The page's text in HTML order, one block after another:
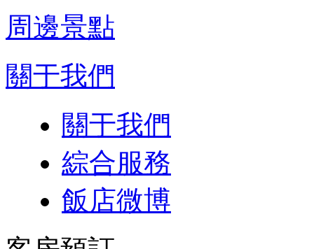
周邊景點
關于我們
關于我們
綜合服務
飯店微博